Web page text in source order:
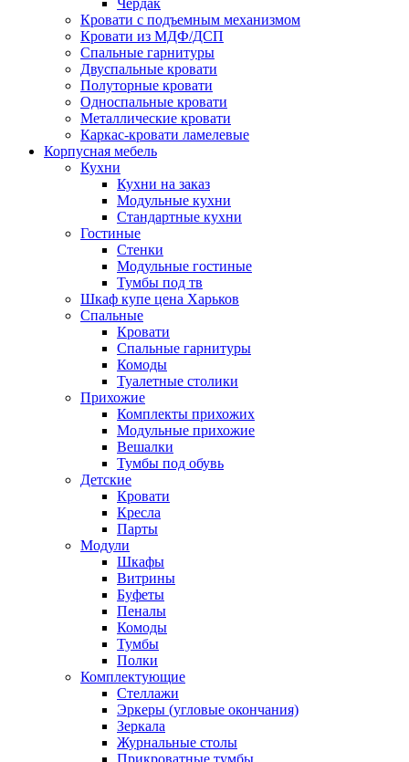
Кровати с подъемным механизмом
Кровати из МДФ/ДСП
Спальные гарнитуры
Двуспальные кровати
Полуторные кровати
Односпальные кровати
Металлические кровати
Каркас-кровати ламелевые
Корпусная мебель
Кухни
Кухни на заказ
Модульные кухни
Стандартные кухни
Гостиные
Стенки
Модульные гостиные
Тумбы под тв
Шкаф купе цена Харьков
Спальные
Кровати
Спальные гарнитуры
Комоды
Туалетные столики
Прихожие
Комплекты прихожих
Модульные прихожие
Вешалки
Тумбы под обувь
Детские
Кровати
Кресла
Парты
Модули
Шкафы
Витрины
Буфеты
Пеналы
Комоды
Тумбы
Полки
Комплектующие
Стеллажи
Эркеры (угловые окончания)
Зеркала
Журнальные столы
Прикроватные тумбы